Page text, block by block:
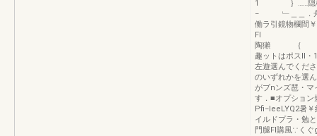
1 ｝……隠板
− ﹂＿＿．舟
働ラ引鏡物欄
FI ；1櫻
陶獺 ｛ ｛
趣ットはポスll・
左遊選んでくだ
のいずれかを選
がブnンズ琶・マ
す．■オプショ
Pfi−leeLYQ2暑
イルドプラ・勉
門腿FI購風∵くぐ